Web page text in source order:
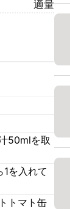
適量
50mlを取
を入れて
トマト缶